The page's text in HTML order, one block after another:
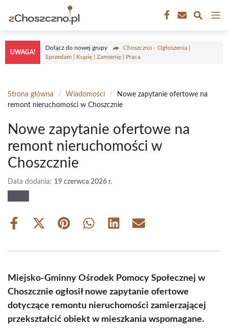
treści
UWAGA!
Dołącz do nowej grupy
Choszczno - Ogłoszenia |
Sprzedam | Kupię | Zamienię | Praca
Strona główna / Wiadomości /
Nowe zapytanie ofertowe na
remont nieruchomości w Choszcznie
Nowe zapytanie ofertowe na
remont nieruchomości w
Choszcznie
Data dodania: 19 czerwca 2026 r.
Share
Share
(Twitter)
Share Share Share Share
Miejsko-Gminny Ośrodek Pomocy Społecznej w
Choszcznie ogłosił nowe zapytanie ofertowe
dotyczące remontu nieruchomości zamierzającej
przekształcić obiekt w mieszkania wspomagane.